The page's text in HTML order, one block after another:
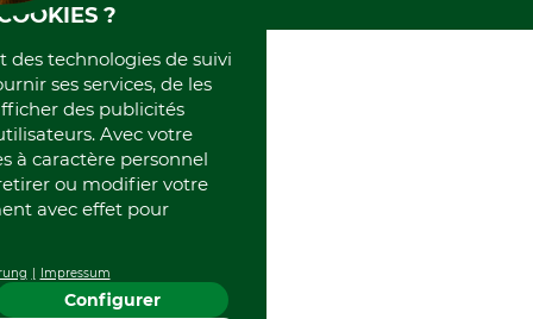
?
des technologies de suivi
ses services, de les
des publicités
Avec votre
à caractère personnel
ou modifier votre
avec effet pour
Impressum
Configurer